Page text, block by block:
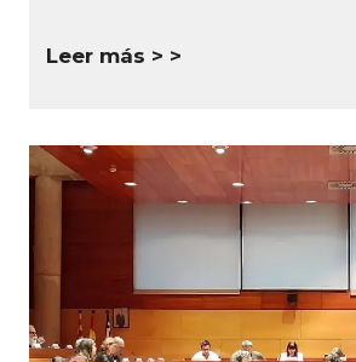
Leer más >